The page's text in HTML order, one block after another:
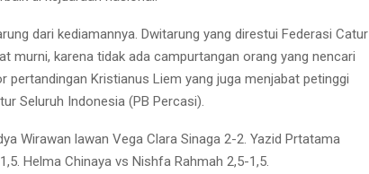
dari kediamannya. Dwitarung yang direstui Federasi Catur
murni, karena tidak ada campurtangan orang yang nencari
pertandingan Kristianus Liem yang juga menjabat petinggi
Seluruh Indonesia (PB Percasi).
Wirawan lawan Vega Clara Sinaga 2-2. Yazid Prtatama
Helma Chinaya vs Nishfa Rahmah 2,5-1,5.